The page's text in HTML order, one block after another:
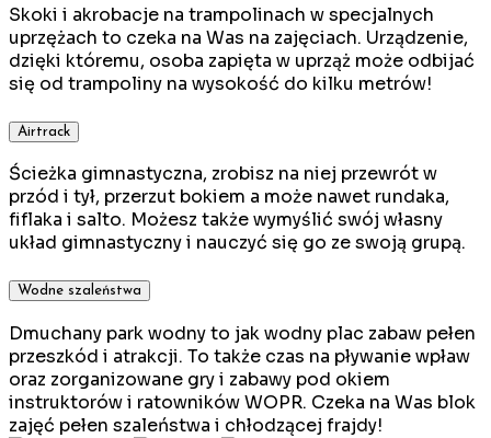
Skoki i akrobacje na trampolinach w specjalnych
uprzężach to czeka na Was na zajęciach. Urządzenie,
dzięki któremu, osoba zapięta w uprząż może odbijać
się od trampoliny na wysokość do kilku metrów!
Airtrack
Ścieżka gimnastyczna, zrobisz na niej przewrót w
przód i tył, przerzut bokiem a może nawet rundaka,
fiflaka i salto. Możesz także wymyślić swój własny
układ gimnastyczny i nauczyć się go ze swoją grupą.
Wodne szaleństwa
Dmuchany park wodny to jak wodny plac zabaw pełen
przeszkód i atrakcji. To także czas na pływanie wpław
oraz zorganizowane gry i zabawy pod okiem
instruktorów i ratowników WOPR. Czeka na Was blok
zajęć pełen szaleństwa i chłodzącej frajdy!